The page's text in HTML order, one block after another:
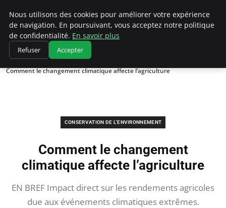
Climatedebtagents
Accueil
Conservation de l'environnement
Comment le changement climatique affecte l’agriculture
CONSERVATION DE L'ENVIRONNEMENT
Comment le changement
climatique affecte l’agriculture
EN BREF Impact direct sur les rendements agricoles
due aux événements climatiques extrêmes.
Nous utilisons des cookies pour améliorer votre expérience
de navigation. En poursuivant, vous acceptez notre politique
de confidentialité. En savoir plus
Refuser Accepter